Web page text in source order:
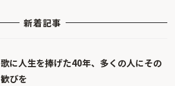
新着記事
歌に人生を捧げた40年、多くの人にその
歓びを